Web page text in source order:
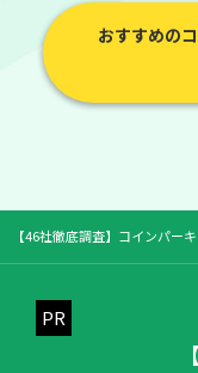
おすすめの
【46社徹底調査】コインパー